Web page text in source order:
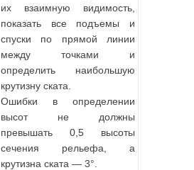
их взаимную видимость,
показать все подъемы и
спуски по прямой линии
между точками и
определить наибольшую
крутизну ската.
Ошибки в определении
высот не должны
превышать 0,5 высоты
сечения рельефа, а
крутизна ската — 3°.